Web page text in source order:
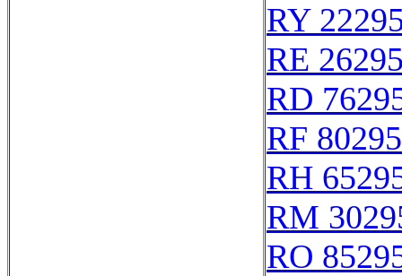
RY
RE
RD
RF 80295
RH
RM
RO